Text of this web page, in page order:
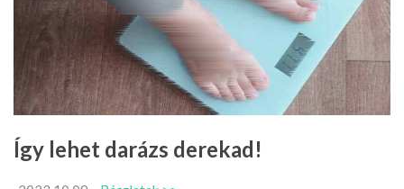
Így lehet darázs derekad!